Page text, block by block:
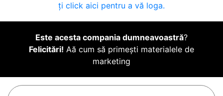
ți click aici pentru a vă loga.
Este acesta compania dumneavoastră?
Felicitări! Aă cum să primești materialele de
marketing